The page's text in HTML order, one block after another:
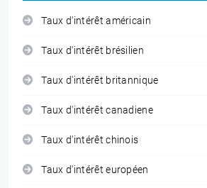
Taux d'intérêt américain
Taux d'intérêt brésilien
Taux d'intérêt britannique
Taux d'intérêt canadiene
Taux d'intérêt chinois
Taux d'intérêt européen